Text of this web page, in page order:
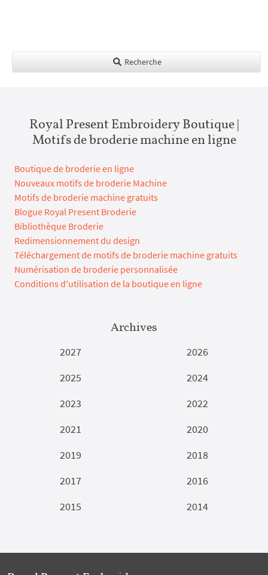
Recherche
Royal Present Embroidery Boutique |
Motifs de broderie machine en ligne
Boutique de broderie en ligne
Nouveaux motifs de broderie Machine
Motifs de broderie machine gratuits
Blogue Royal Present Broderie
Bibliothèque Broderie
Redimensionnement du design
Téléchargement de motifs de broderie machine gratuits
Numérisation de broderie personnalisée
Conditions d'utilisation de la boutique en ligne
Archives
2027
2026
2025
2024
2023
2022
2021
2020
2019
2018
2017
2016
2015
2014